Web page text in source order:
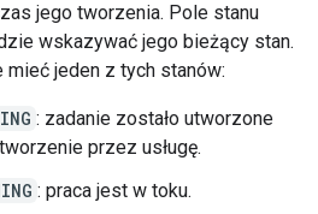
jego tworzenia. Pole stanu
wskazywać jego bieżący stan.
jeden z tych stanów:
: zadanie zostało utworzone
przez usługę.
: praca jest w toku.